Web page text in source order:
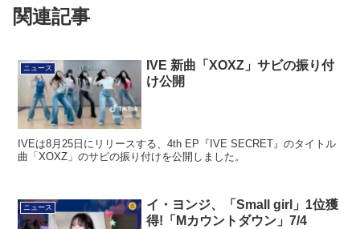
関連記事
ニュース
IVE 新曲「XOXZ」サビの振り付
け公開
IVEは8月25日にリリースする、4th EP『IVE SECRET』のタイトル
曲「XOXZ」のサビの振り付けを公開しました。
ニュース
イ・ヨンジ、「Small girl」1位獲
得!「Mカウントダウン」7/4